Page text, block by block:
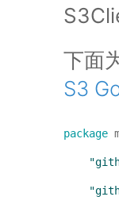
下面
S3
package